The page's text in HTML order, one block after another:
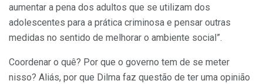
aumentar a pena dos adultos que se utilizam dos
adolescentes para a prática criminosa e pensar outras
medidas no sentido de melhorar o ambiente social”.
Coordenar o quê? Por que o governo tem de se meter
nisso? Aliás, por que Dilma faz questão de ter uma opinião